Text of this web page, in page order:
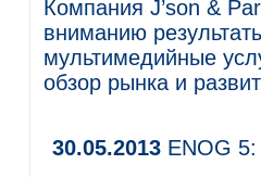
Компания J’son &
вниманию
мультимедийные
обзор рынка и
30.05.2013 ENOG 5: